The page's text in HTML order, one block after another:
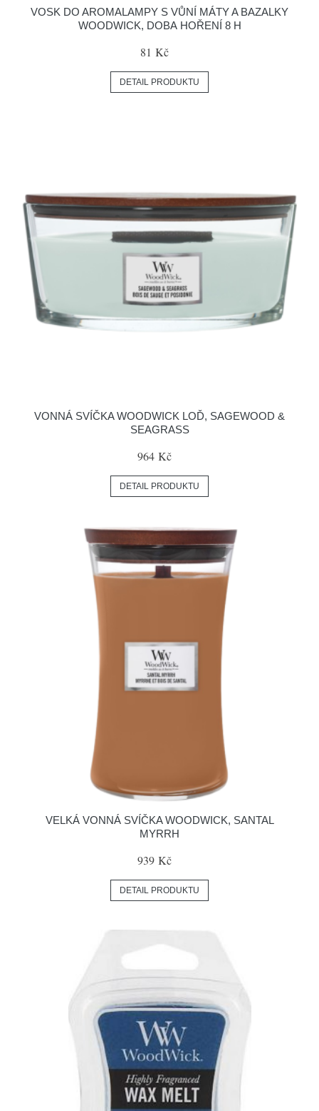
VOSK DO AROMALAMPY S VŮNÍ MÁTY A BAZALKY
WOODWICK, DOBA HOŘENÍ 8 H
81 Kč
DETAIL PRODUKTU
VONNÁ SVÍČKA WOODWICK LOĎ, SAGEWOOD &
SEAGRASS
964 Kč
DETAIL PRODUKTU
VELKÁ VONNÁ SVÍČKA WOODWICK, SANTAL
MYRRH
939 Kč
DETAIL PRODUKTU